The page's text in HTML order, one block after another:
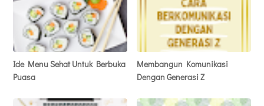
Ide Menu Sehat Untuk Berbuka
Puasa
Membangun Komunikasi
Dengan Generasi Z